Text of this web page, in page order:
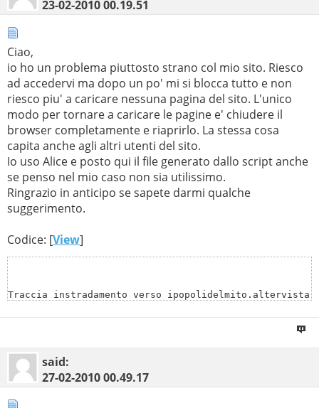
Trace complete.
*** Can't find server name for address 192.168.1.1:
Non-authoritative answer:
Server:  nsp-fi1.interbusiness.it
Address:  85.37.17.5
Name:    amisubs.altervista.org
Address:  78.129.205.94
Windows IP Configuration
        Primary Dns Suffix  . . . . . . . :
        IP Routing Enabled. . . . . . . . : No
Ethernet adapter Local Area Connection:
        Connection-specific DNS Suffix  . :
28     *        *        *     Richiesta scaduta.
30     *        *        *     Richiesta scaduta.
Traccia completata.
Risposta da un server non autorevole:
Server:  cns-c.libero.it
Address:  193.70.152.15
Nome:    urbanlabs.altervista.org
Address:  78.129.205.52
Configurazione IP di Windows
   Nome host . . . . . . . . . . . . . . : Michele-PC
   Suffisso DNS primario . . . . . . . . :
   Tipo nodo . . . . . . . . . . . . . . : Ibrido
   Routing IP abilitato. . . . . . . . . : No
Scheda Ethernet Connessione alla rete locale (LAN):
Descrizione . . . . . . . . . . . . . : Marvell
Indirizzo fisico. . . . . . . . . . . : 00-01-6C-
   DHCP abilitato. . . . . . . . . . . . : No
Indirizzo IPv4. . . . . . . . . . . . :
Subnet mask . . . . . . . . . . . . . :
   Gateway predefinito . . . . . . . . . : 192.168.0.1
Server DNS . . . . . . . . . . . . .  :
   NetBIOS su TCP/IP . . . . . . . . . . : Attivato
Scheda Tunnel isatap.{C3BD447E-B08F-4736-89B3-
23-02-201000.19.51
Ciao,
io ho un problema piuttosto strano col mio sito. Riesco
ad accedervi ma dopo un po' mi si blocca tutto e non
riesco piu' a caricare nessuna pagina del sito. L'unico
modo per tornare a caricare le pagine e' chiudere il
browser completamente e riaprirlo. La stessa cosa
capita anche agli altri utenti del sito.
Io uso Alice e posto qui il file generato dallo script anche
se penso nel mio caso non sia utilissimo.
Ringrazio in anticipo se sapete darmi qualche
suggerimento.
Codice: [View]
Traccia instradamento verso
su un massimo di 30 punti di passaggio:
  1     2 ms     2 ms     1 ms  192.168.1.1
  2    51 ms    52 ms    51 ms  192.168.100.1
3    51 ms    52 ms    52 ms  host161-230-
said:
27-02-201000.49.17